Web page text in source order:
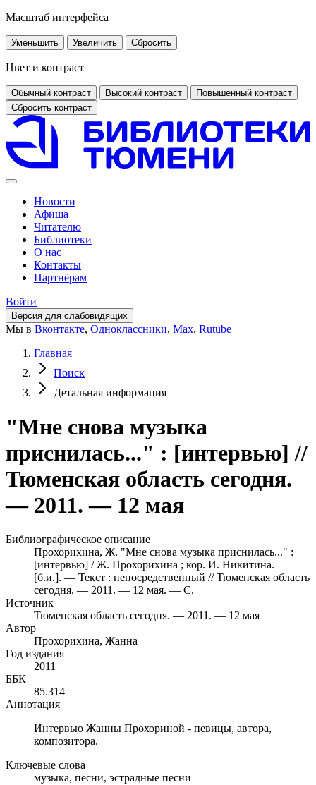
Масштаб интерфейса
Уменьшить Увеличить Сбросить
Цвет и контраст
Обычный контраст Высокий контраст
Повышенный контраст
Сбросить контраст
Новости
Афиша
Читателю
Библиотеки
О нас
Контакты
Партнёрам
Войти
Версия для слабовидящих
Мы в Вконтакте, Одноклассники, Max, Rutube
Главная
Поиск
Детальная информация
"Мне снова музыка
приснилась..." : [интервью] //
Тюменская область сегодня.
— 2011. — 12 мая
Библиографическое описание
Прохорихина, Ж. "Мне снова музыка приснилась..." :
[интервью] / Ж. Прохорихина ; кор. И. Никитина. —
[б.и.]. — Текст : непосредственный // Тюменская область
сегодня. — 2011. — 12 мая. — С.
Источник
Тюменская область сегодня. — 2011. — 12 мая
Автор
Прохорихина, Жанна
Год издания
2011
ББК
85.314
Аннотация
Интервью Жанны Прохориной - певицы, автора,
композитора.
Ключевые слова
музыка, песни, эстрадные песни